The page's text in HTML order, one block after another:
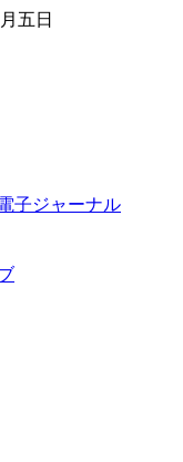
五日
子ジャーナル